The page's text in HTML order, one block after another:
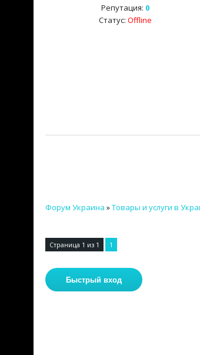
Репутация: 0
Статус: Offline
Форум Украина »Товары и услуги в
Страница 1 из 1 1